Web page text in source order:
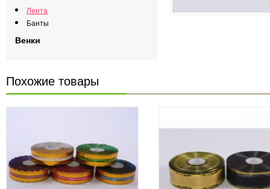
Лента
Банты
Венки
Похожие товары